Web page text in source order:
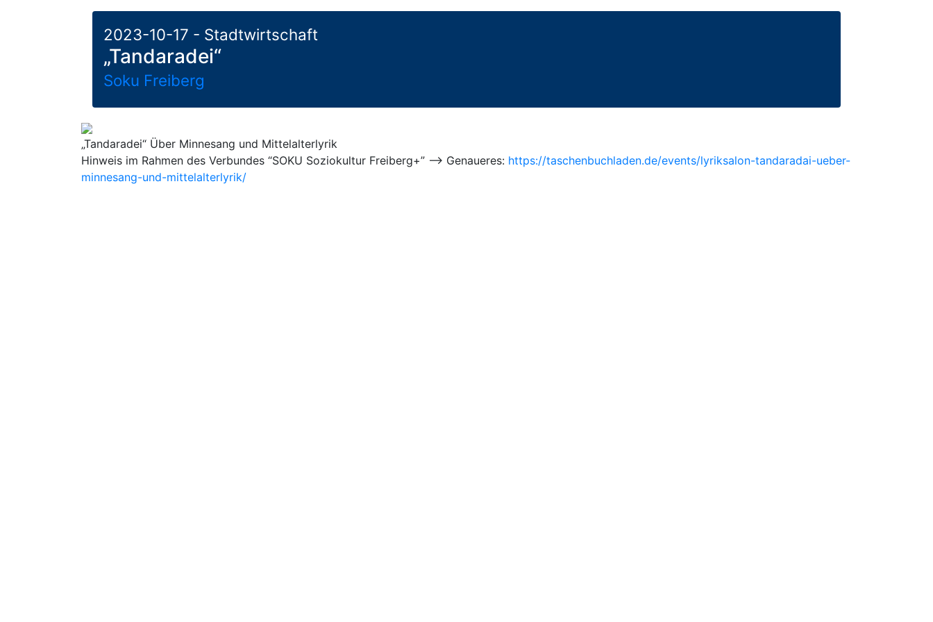
2023-10-17 - Stadtwirtschaft
„Tandaradei“
Soku Freiberg
„Tandaradei“ Über Minnesang und Mittelalterlyrik
Hinweis im Rahmen des Verbundes “SOKU Soziokultur Freiberg+” –> Genaueres: https://taschenbuchladen.de/events/lyriksalon-tandaradai-ueber-
minnesang-und-mittelalterlyrik/